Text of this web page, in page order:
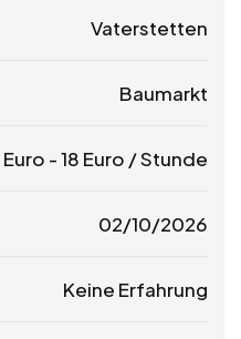
Vaterstetten
Baumarkt
Euro -18 Euro / Stunde
02/10/2026
Keine Erfahrung